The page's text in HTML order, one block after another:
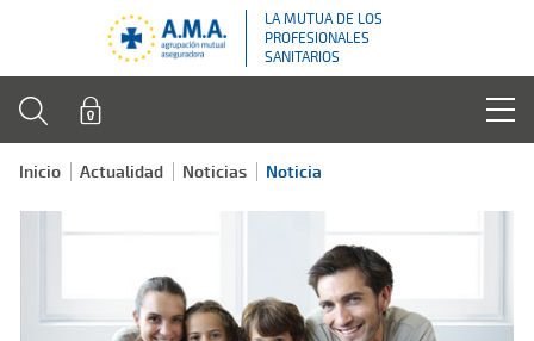
LA MUTUA DE LOS
PROFESIONALES
SANITARIOS
Inicio Actualidad Noticias Noticia